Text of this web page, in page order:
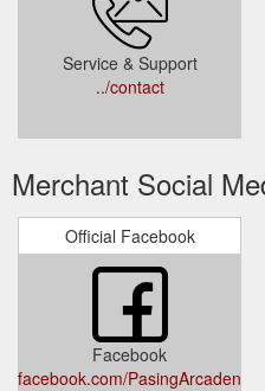
Service & Support
../contact
Merchant Social
Official Facebook
Facebook
facebook.com/PasingArcaden/